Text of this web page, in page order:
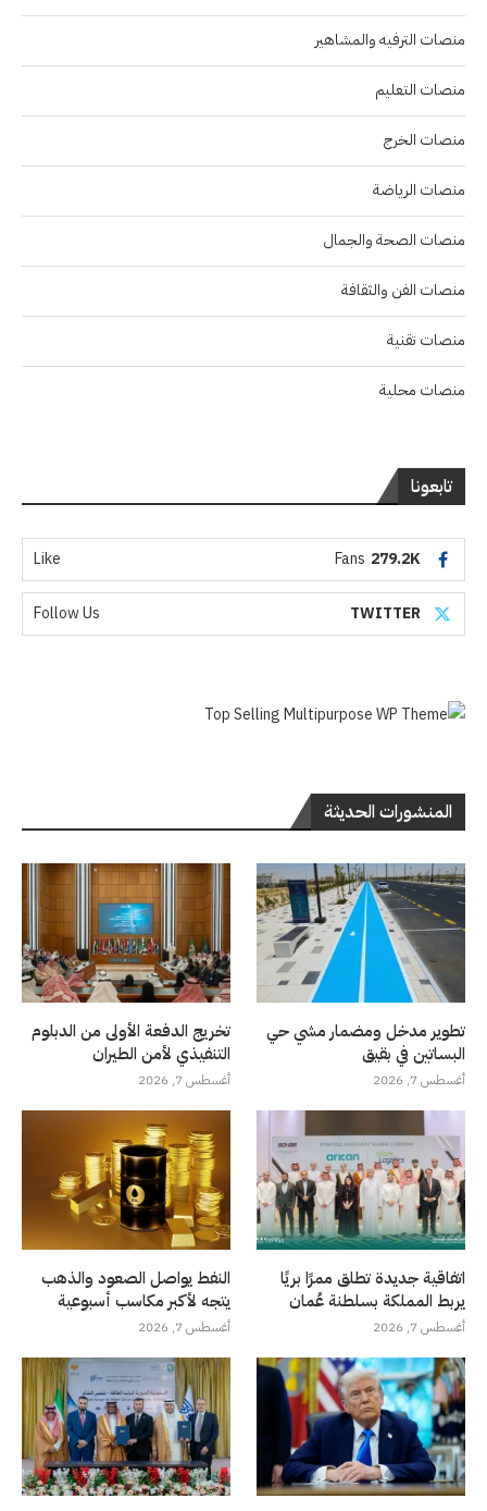
منصات الترفيه والمشاهير
منصات التعليم
منصات الخرج
منصات الرياضة
منصات الصحة والجمال
منصات الفن والثقافة
منصات تقنية
منصات محلية
تابعونا
279.2K
Fans
Like
TWITTER
Follow Us
المنشورات الحديثة
تطوير مدخل ومضمار مشي حي
البساتين في بقيق
أغسطس 7, 2026
تخريج الدفعة الأولى من الدبلوم
التنفيذي لأمن الطيران
أغسطس 7, 2026
اتفاقية جديدة تطلق ممرًا بريًا
يربط المملكة بسلطنة عُمان
أغسطس 7, 2026
النفط يواصل الصعود والذهب
يتجه لأكبر مكاسب أسبوعية
أغسطس 7, 2026